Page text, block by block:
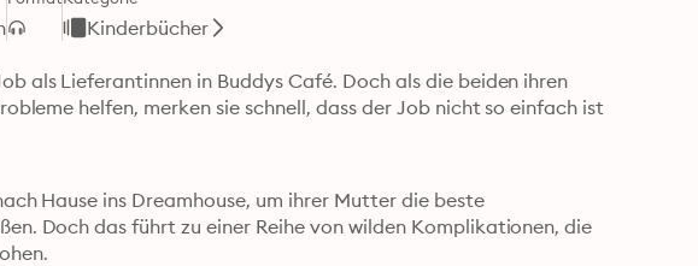
Kinderbücher
als Lieferantinnen in Buddys Café. Doch als die beiden ihren
helfen, merken sie schnell, dass der Job nicht so einfach ist
Hause ins Dreamhouse, um ihrer Mutter die beste
Doch das führt zu einer Reihe von wilden Komplikationen, die